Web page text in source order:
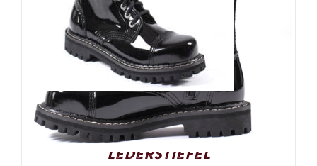
Angry Itch 14-Loch Gothic
Punk Army Ranger Lack-
Lederstiefel